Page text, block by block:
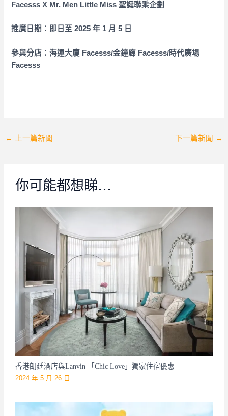
Facesss X Mr. Men Little Miss 聖誕聯乘企劃
推廣日期：即日至 2025 年 1 月 5 日
參與分店：海運大廈 Facesss/金鐘廊 Facesss/時代廣場
Facesss
Post
← 上一篇新聞 下一篇新聞 →
你可能都想睇…
香港朗廷酒店與Lanvin 「Chic Love」獨家住宿優惠
2024 年 5 月 26 日